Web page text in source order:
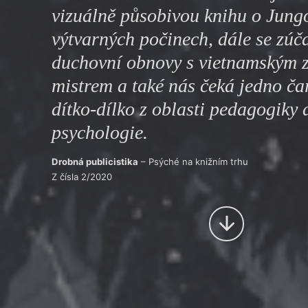
Výroční
vizuálně působivou knihu o
výtvarných počinech, dále se
duchovní obnovy s vietnamským
mistrem a také nás čeká jedno
dítko-dílko z oblasti pedagogiky
psychologie.
Drobná publicistika – Psýché na knižním trhu
Z čísla 2/2020